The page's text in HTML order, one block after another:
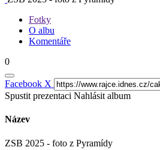
Fotky
O albu
Komentáře
0
Facebook X
Spustit prezentaci Nahlásit album
Název
ZSB 2025 - foto z Pyramídy